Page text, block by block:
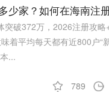
少家？如何在海南注
破372万，2026注册攻
着平均每天都有近800户“
...
789